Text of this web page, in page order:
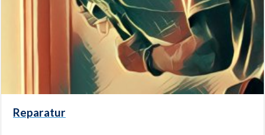
Reparatur